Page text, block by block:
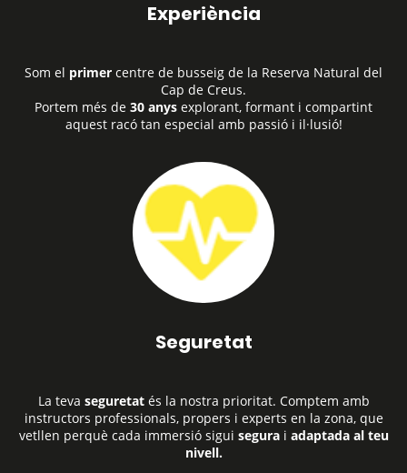
Experiència
Som el primer centre de busseig de la Reserva Natural del
Cap de Creus.
Portem més de 30 anys explorant, formant i compartint
aquest racó tan especial amb passió i il·lusió!
Seguretat
La teva seguretat és la nostra prioritat. Comptem amb
instructors professionals, propers i experts en la zona, que
vetllen perquè cada immersió sigui segura i adaptada al teu
nivell.